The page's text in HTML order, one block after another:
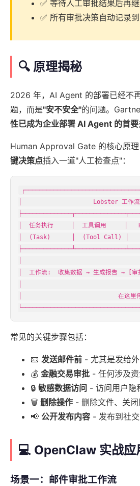
✅ 等待人工审批结果后再
✅ 所有审批决策自动记录
🔍 原理揭秘
2026 年，AI Agent 的部署已经不
题，而是"安不安全"的问题。
性已成为企业部署 AI Agent 的首
Human Approval Gate 的核心原
键决策点插入一道"人工检查点"：
│                    Lobster 工
│  任务执行     │  工具调用     │
│  (Task)      │  (Tool Call) │   (
│  工作流:  收集数据 → 生成报告 → [
│
│                           在这里停
常见的关键步骤包括：
📧 发送邮件前 - 尤其是发给
💰 金融交易审批 - 任何涉及
🔒 敏感数据访问 - 访问用户隐
🗑️ 删除操作 - 删除文件、关
📢 公开发布内容 - 发布到社
💻 OpenClaw 实战应
场景一：邮件审批工作流